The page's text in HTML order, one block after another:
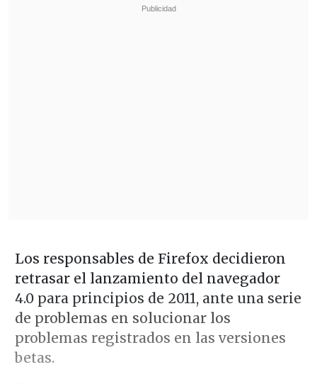
Los responsables de Firefox decidieron
retrasar el lanzamiento del navegador
4.0 para principios de 2011, ante una serie
de problemas en solucionar los
problemas registrados en las versiones
betas.